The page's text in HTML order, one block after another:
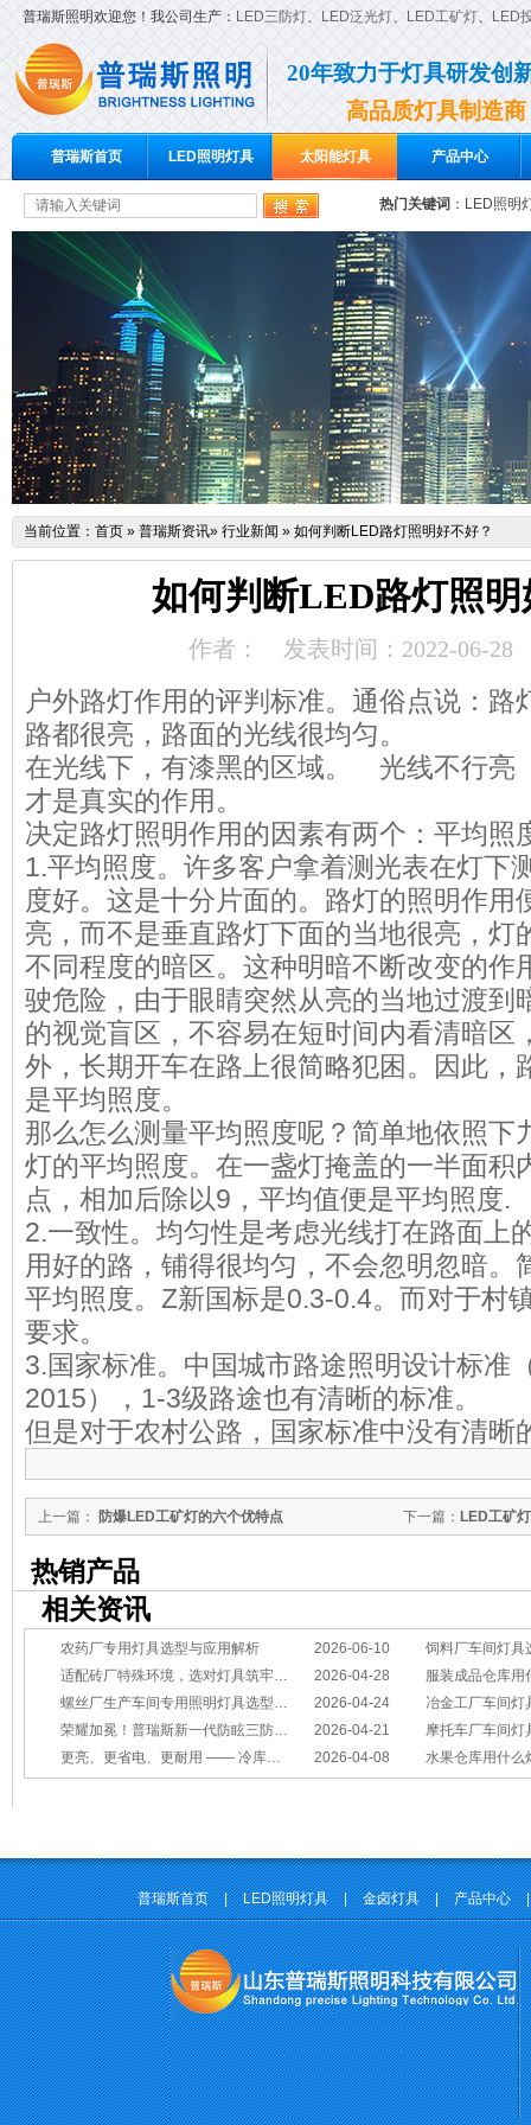
普瑞斯照明欢迎您！我公司生产： LED三防灯、 LED泛光灯、 LED工矿灯、 LED
20年致力于灯具研发创
高品质灯具制造商
普瑞斯首页 LED照明灯具 太阳能灯具 产品中心
热门关键词 ： LED照明
当前位置： 首页 » 普瑞斯资讯» 行业新闻 » 如何判断LED路灯照明好不好？
如何判断LED路灯照明
作者： 发表时间：2022-06-28
户外路灯作用的评判标准。通俗点说：路
路都很亮，路面的光线很均匀。
在光线下，有漆黑的区域。 光线不行
才是真实的作用。
决定路灯照明作用的因素有两个：平均照
1.平均照度。许多客户拿着测光表在灯下
度好。这是十分片面的。路灯的照明作用
亮，而不是垂直路灯下面的当地很亮，灯
不同程度的暗区。这种明暗不断改变的作
驶危险，由于眼睛突然从亮的当地过渡到
的视觉盲区，不容易在短时间内看清暗区
外，长期开车在路上很简略犯困。因此，
是平均照度。
那么怎么测量平均照度呢？简单地依照下
灯的平均照度。在一盏灯掩盖的一半面积
点，相加后除以9，平均值便是平均
2.一致性。均匀性是考虑光线打在路面上
用好的路，铺得很均匀，不会忽明忽暗。
平均照度。Z新国标是0.3-0.4。而对于村
要求。
3.国家标准。中国城市路途照明设计标准
2015），1-3级路途也有清晰的标准。
但是对于农村公路，国家标准中没有清晰
下一篇： LED工矿
上一篇： 防爆LED工矿灯的六个优特点
热销产品
相关资讯
2026-06-10
农药厂专用灯具选型与应用解析
饲料厂车间灯具
2026-04-28
适配砖厂特殊环境，选对灯具筑牢生产安全线
服装成品仓库用
2026-04-24
螺丝厂生产车间专用照明灯具选型方案
冶金工厂车间灯具选型指南：
2026-04-21
荣耀加冕！普瑞斯新一代防眩三防灯BC-L斩获2026阿拉丁神灯奖
摩托车厂车间灯具怎么选？
2026-04-08
更亮、更省电、更耐用 —— 冷库照明优选 水果仓库用什么
普瑞斯首页 | LED照明灯具 | 金卤灯具 | 产品中心 |